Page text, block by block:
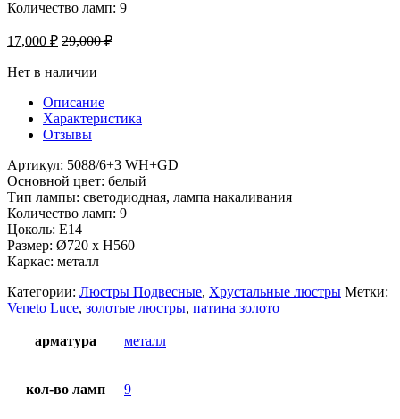
Количество ламп: 9
17,000 ₽ 29,000₽
Нет в наличии
Описание
Характеристика
Отзывы
Артикул: 5088/6+3 WH+GD
Основной цвет: белый
Тип лампы: светодиодная, лампа накаливания
Количество ламп: 9
Цоколь: Е14
Размер: Ø720 x H560
Каркас: металл
Категории: Люстры Подвесные, Хрустальные люстры Метки:
Veneto Luce, золотые люстры, патина золото
арматура металл
кол-во ламп 9